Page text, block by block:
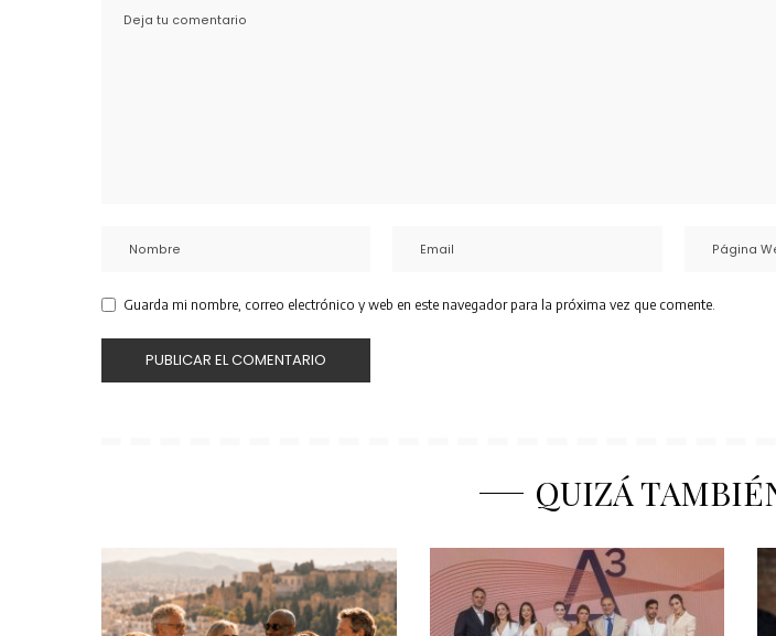
Guarda mi nombre, correo electrónico y web en este navegador para la próxima vez que comente.
QUIZÁ